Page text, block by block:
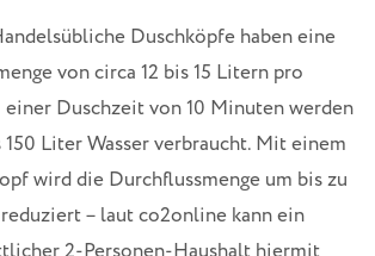
Duschköpfe haben eine
von circa 12 bis 15 Litern pro
Duschzeit von 10 Minuten werden
150 Liter Wasser verbraucht. Mit einem
wird die Durchflussmenge um bis zu
– laut co2online kann ein